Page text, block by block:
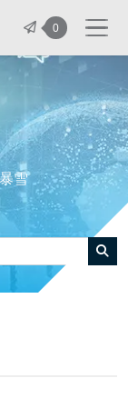
限公司 -
0
暴雪